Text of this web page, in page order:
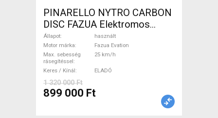
PINARELLO NYTRO CARBON
DISC FAZUA Elektromos
Országúti / Gravel Fazua
Evation használt ELADÓ
Állapot
használt
Motor márka
Fazua Evation
Max. sebesség
rásegítéssel
25 km/h
Keres / Kínál ELADÓ
1 320 000 Ft
899 000 Ft